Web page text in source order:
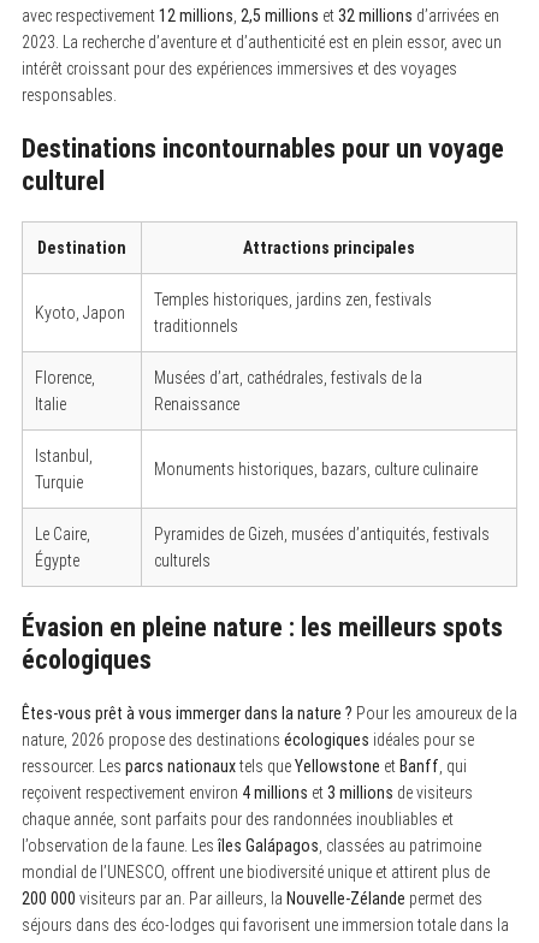
avec respectivement12 millions 2,5 millions et32 millions d’arrivées en
2023. La recherche d’aventure et d’authenticité est en plein essor, avec un
intérêt croissant pour des expériences immersives et des voyages
responsables.
Destinations incontournables pour un voyage
culturel
Destination Attractions principales
Kyoto, Japon
Temples historiques, jardins zen, festivals
traditionnels
Florence,
Italie
Musées d’art, cathédrales, festivals de la
Renaissance
Istanbul,
Turquie
Monuments historiques, bazars, culture culinaire
Le Caire,
Égypte
Pyramides de Gizeh, musées d’antiquités, festivals
culturels
Évasion en pleine nature : les meilleurs spots
écologiques
Êtes-vous prêt à vous immerger dans la nature ? Pour les amoureux de la
nature, 2026 propose des destinations écologiques idéales pour se
ressourcer. Les parcs nationauxtels queYellowstone et Banff , qui
reçoivent respectivement environ 4 millions et3 millions de visiteurs
chaque année, sont parfaits pour des randonnées inoubliables et
l’observation de la faune. Les îles Galápagos , classées au patrimoine
mondial de l’UNESCO, offrent une biodiversité unique et attirent plus de
200 000 visiteurs par an. Par ailleurs, la Nouvelle-Zélande permet des
séjours dans des éco-lodges qui favorisent une immersion totale dans la